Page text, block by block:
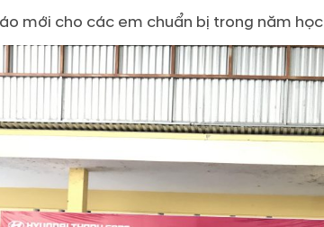
mới cho các em chuẩn bị trong năm học